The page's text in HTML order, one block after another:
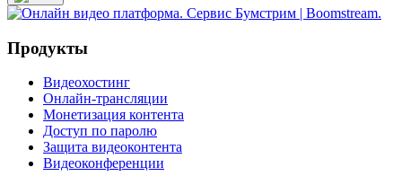
Продукты
Видеохостинг
Онлайн-трансляции
Монетизация контента
Доступ по паролю
Защита видеоконтента
Видеоконференции